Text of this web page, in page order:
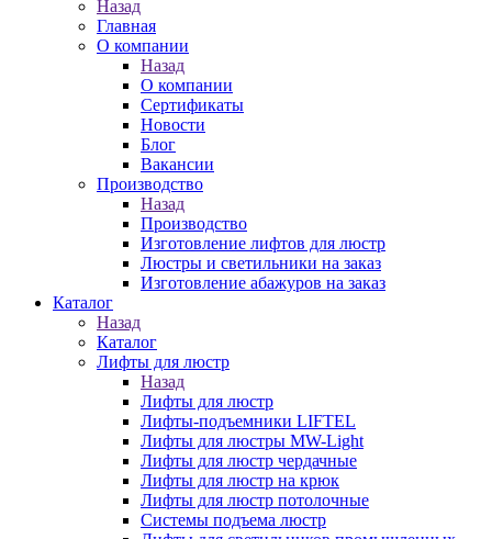
Назад
Главная
О компании
Назад
О компании
Сертификаты
Новости
Блог
Вакансии
Производство
Назад
Производство
Изготовление лифтов для люстр
Люстры и светильники на заказ
Изготовление абажуров на заказ
Каталог
Назад
Каталог
Лифты для люстр
Назад
Лифты для люстр
Лифты-подъемники LIFTEL
Лифты для люстры MW-Light
Лифты для люстр чердачные
Лифты для люстр на крюк
Лифты для люстр потолочные
Системы подъема люстр